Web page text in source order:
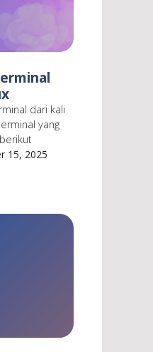
dari kali
yang
15, 2025